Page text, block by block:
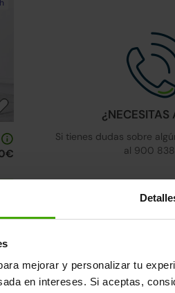
mejorar y personalizar tu
en intereses. Si aceptas,
¿NECESITAS
Si tienes dudas sobre
al 900